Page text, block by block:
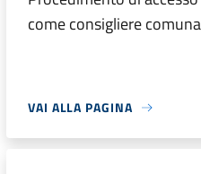
come consigliere
VAI ALLA PAGINA